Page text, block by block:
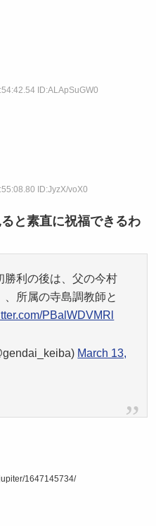
ID:ALApSuGW0
ID:JyzX/voX0
と素直に祝福できるわ
勝利の後は、父の今村
所属の寺島調教師と
PBalWDVMRl
March 13,
1647145734/